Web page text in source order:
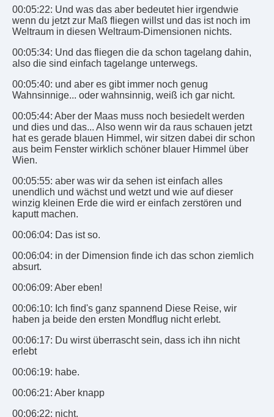
00:05:22: Und was das aber bedeutet hier irgendwie
wenn du jetzt zur Maß fliegen willst und das ist noch im
Weltraum in diesen Weltraum-Dimensionen nichts.
00:05:34: Und das fliegen die da schon tagelang dahin,
also die sind einfach tagelange unterwegs.
00:05:40: und aber es gibt immer noch genug
Wahnsinnige... oder wahnsinnig, weiß ich gar nicht.
00:05:44: Aber der Maas muss noch besiedelt werden
und dies und das... Also wenn wir da raus schauen jetzt
hat es gerade blauen Himmel, wir sitzen dabei dir schon
aus beim Fenster wirklich schöner blauer Himmel über
Wien.
00:05:55: aber was wir da sehen ist einfach alles
unendlich und wächst und wetzt und wie auf dieser
winzig kleinen Erde die wird er einfach zerstören und
kaputt machen.
00:06:04: Das ist so.
00:06:04: in der Dimension finde ich das schon ziemlich
absurt.
00:06:09: Aber eben!
00:06:10: Ich find's ganz spannend Diese Reise, wir
haben ja beide den ersten Mondflug nicht erlebt.
00:06:17: Du wirst überrascht sein, dass ich ihn nicht
erlebt
00:06:19: habe.
00:06:21: Aber knapp
00:06:22: nicht.